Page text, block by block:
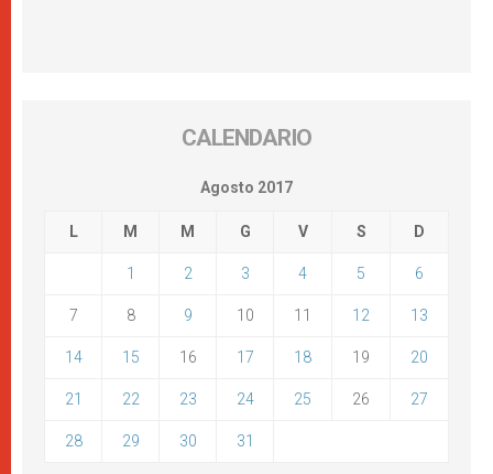
CALENDARIO
Agosto 2017
L M M G V S D
1 2 3 4 5 6
7 8 9 10 11 12 13
14 15 16 17 18 19 20
21 22 23 24 25 26 27
28 29 30 31